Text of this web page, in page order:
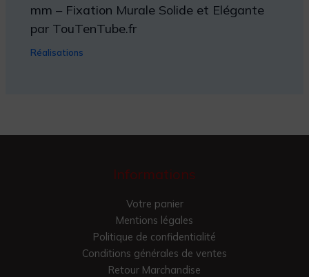
mm – Fixation Murale Solide et Elégante
par TouTenTube.fr
Réalisations
Informations
Votre panier
Mentions légales
Politique de confidentialité
Conditions générales de ventes
Retour Marchandise